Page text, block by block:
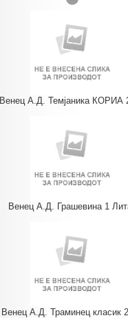
Венец А.Д. Темјаника КОРИА
Венец А.Д. Грашевина 1
Венец А.Д. Траминец класик